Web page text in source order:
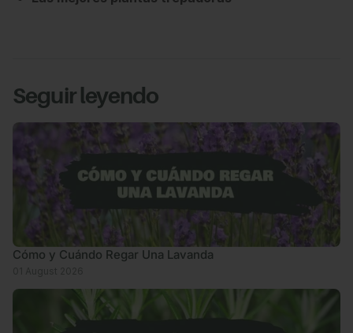
Seguir leyendo
Cómo y Cuándo Regar Una Lavanda